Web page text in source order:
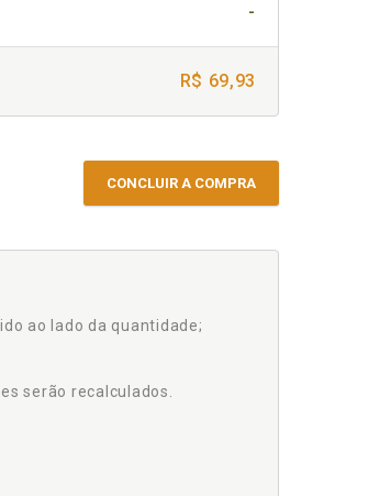
-
R$ 69,93
CONCLUIR A COMPRA
ao lado da quantidade;
serão recalculados.